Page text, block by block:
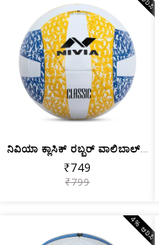
ನಿವಿಯಾ ಕ್ಲಾಸಿಕ್ ರಬ್ಬರ್ ವಾಲಿಬಾಲ್, ತರಬೇ...
₹749
₹799
4% ಆರಿಸಿ